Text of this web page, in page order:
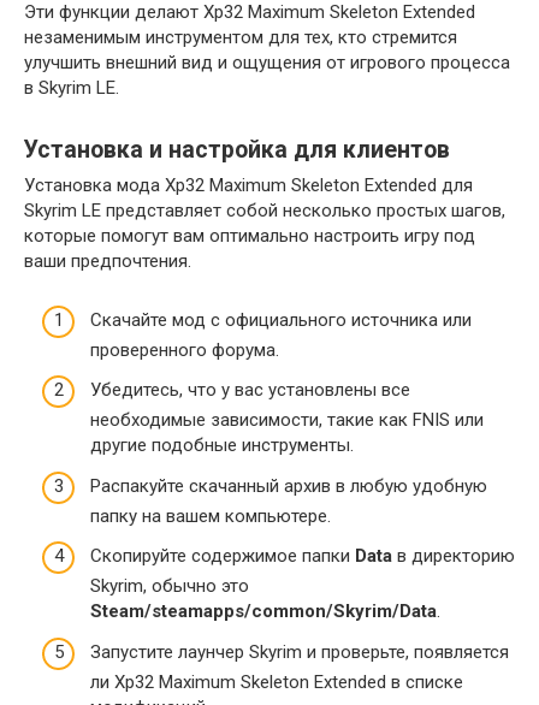
Эти функции делают Xp32 Maximum Skeleton Extended
незаменимым инструментом для тех, кто стремится
улучшить внешний вид и ощущения от игрового процесса
в Skyrim LE.
Установка и настройка для клиентов
Установка мода Xp32 Maximum Skeleton Extended для
Skyrim LE представляет собой несколько простых шагов,
которые помогут вам оптимально настроить игру под
ваши предпочтения.
Скачайте мод с официального источника или
проверенного форума.
Убедитесь, что у вас установлены все
необходимые зависимости, такие как FNIS или
другие подобные инструменты.
Распакуйте скачанный архив в любую удобную
папку на вашем компьютере.
Скопируйте содержимое папки Data в директорию
Skyrim, обычно это
Steam/steamapps/common/Skyrim/Data.
Запустите лаунчер Skyrim и проверьте, появляется
ли Xp32 Maximum Skeleton Extended в списке